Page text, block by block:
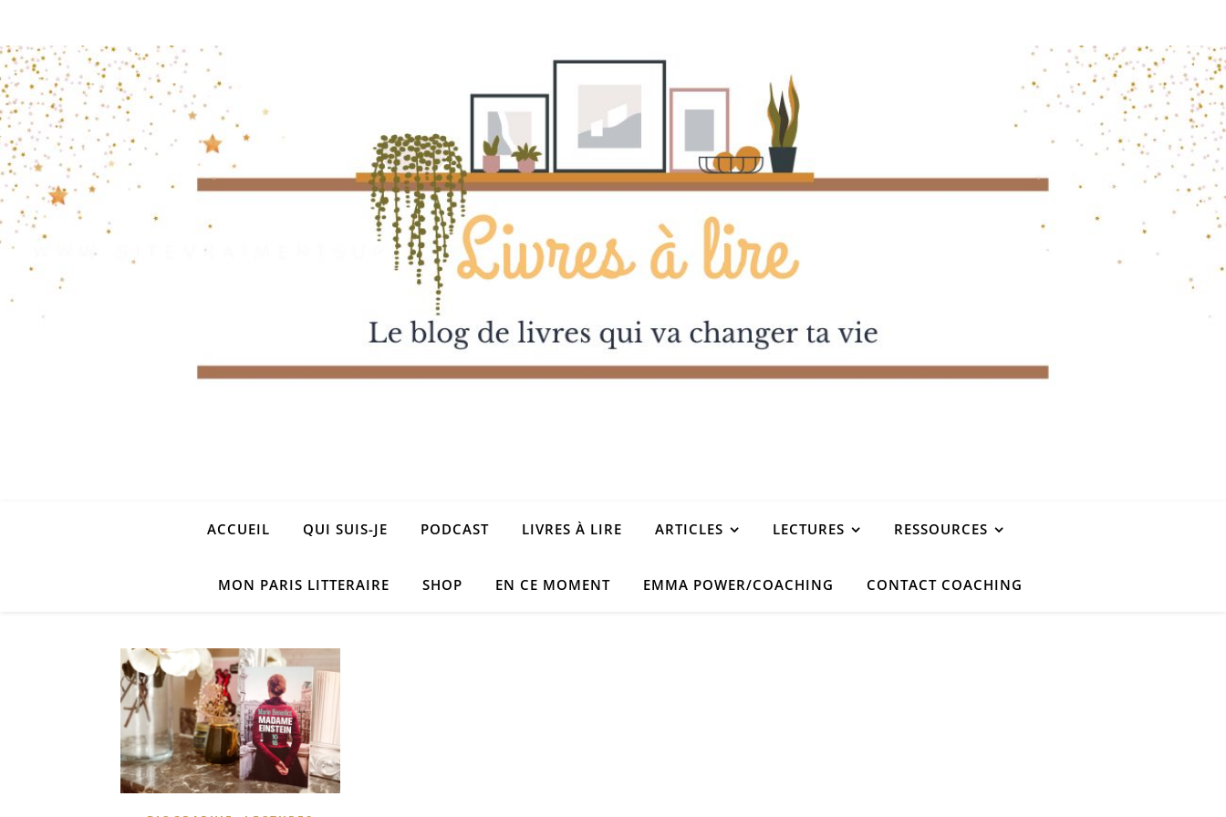
ACCUEIL QUI SUIS-JE PODCAST LIVRES À LIRE ARTICLES LECTURES RESSOURCES
MON PARIS LITTERAIRE SHOP EN CE MOMENT EMMA POWER/COACHING CONTACT COACHING